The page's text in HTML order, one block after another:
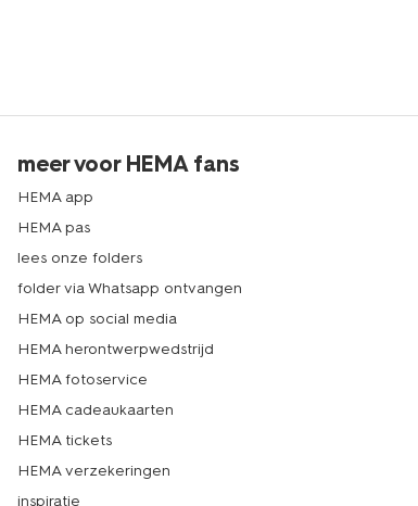
meer voor HEMA fans
HEMA app
HEMA pas
lees onze folders
folder via Whatsapp ontvangen
HEMA op social media
HEMA herontwerpwedstrijd
HEMA fotoservice
HEMA cadeaukaarten
HEMA tickets
HEMA verzekeringen
inspiratie